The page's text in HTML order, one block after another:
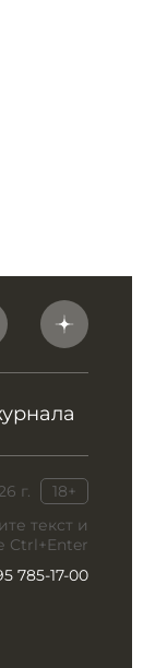
г.
18+
текст и
Ctrl+Enter
785-17-00